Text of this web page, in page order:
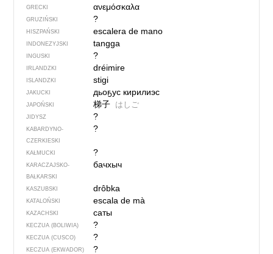
GRECKI ανεμόσκαλα
GRUZIŃSKI ?
HISZPAŃSKI escalera de mano
INDONEZYJSKI tangga
INGUSKI ?
IRLANDZKI dréimire
ISLANDZKI stigi
JAKUCKI дьоҕус кирилиэс
JAPOŃSKI 梯子 はしご
JIDYSZ ?
KABARDYNO-
CZERKIESKI
?
KAŁMUCKI ?
KARACZAJSKO-
BAŁKARSKI
бачхыч
KASZUBSKI drôbka
KATALOŃSKI escala de mà
KAZACHSKI саты
KECZUA (BOLIWIA) ?
KECZUA (CUSCO) ?
KECZUA (EKWADOR) ?